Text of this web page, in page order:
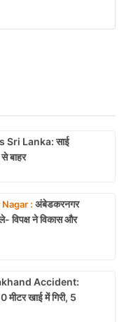
Sri Lanka: साई
बाहर
: अंबेडकरनगर
विपक्ष ने विकास और
Accident:
मीटर खाई में गिरी, 5